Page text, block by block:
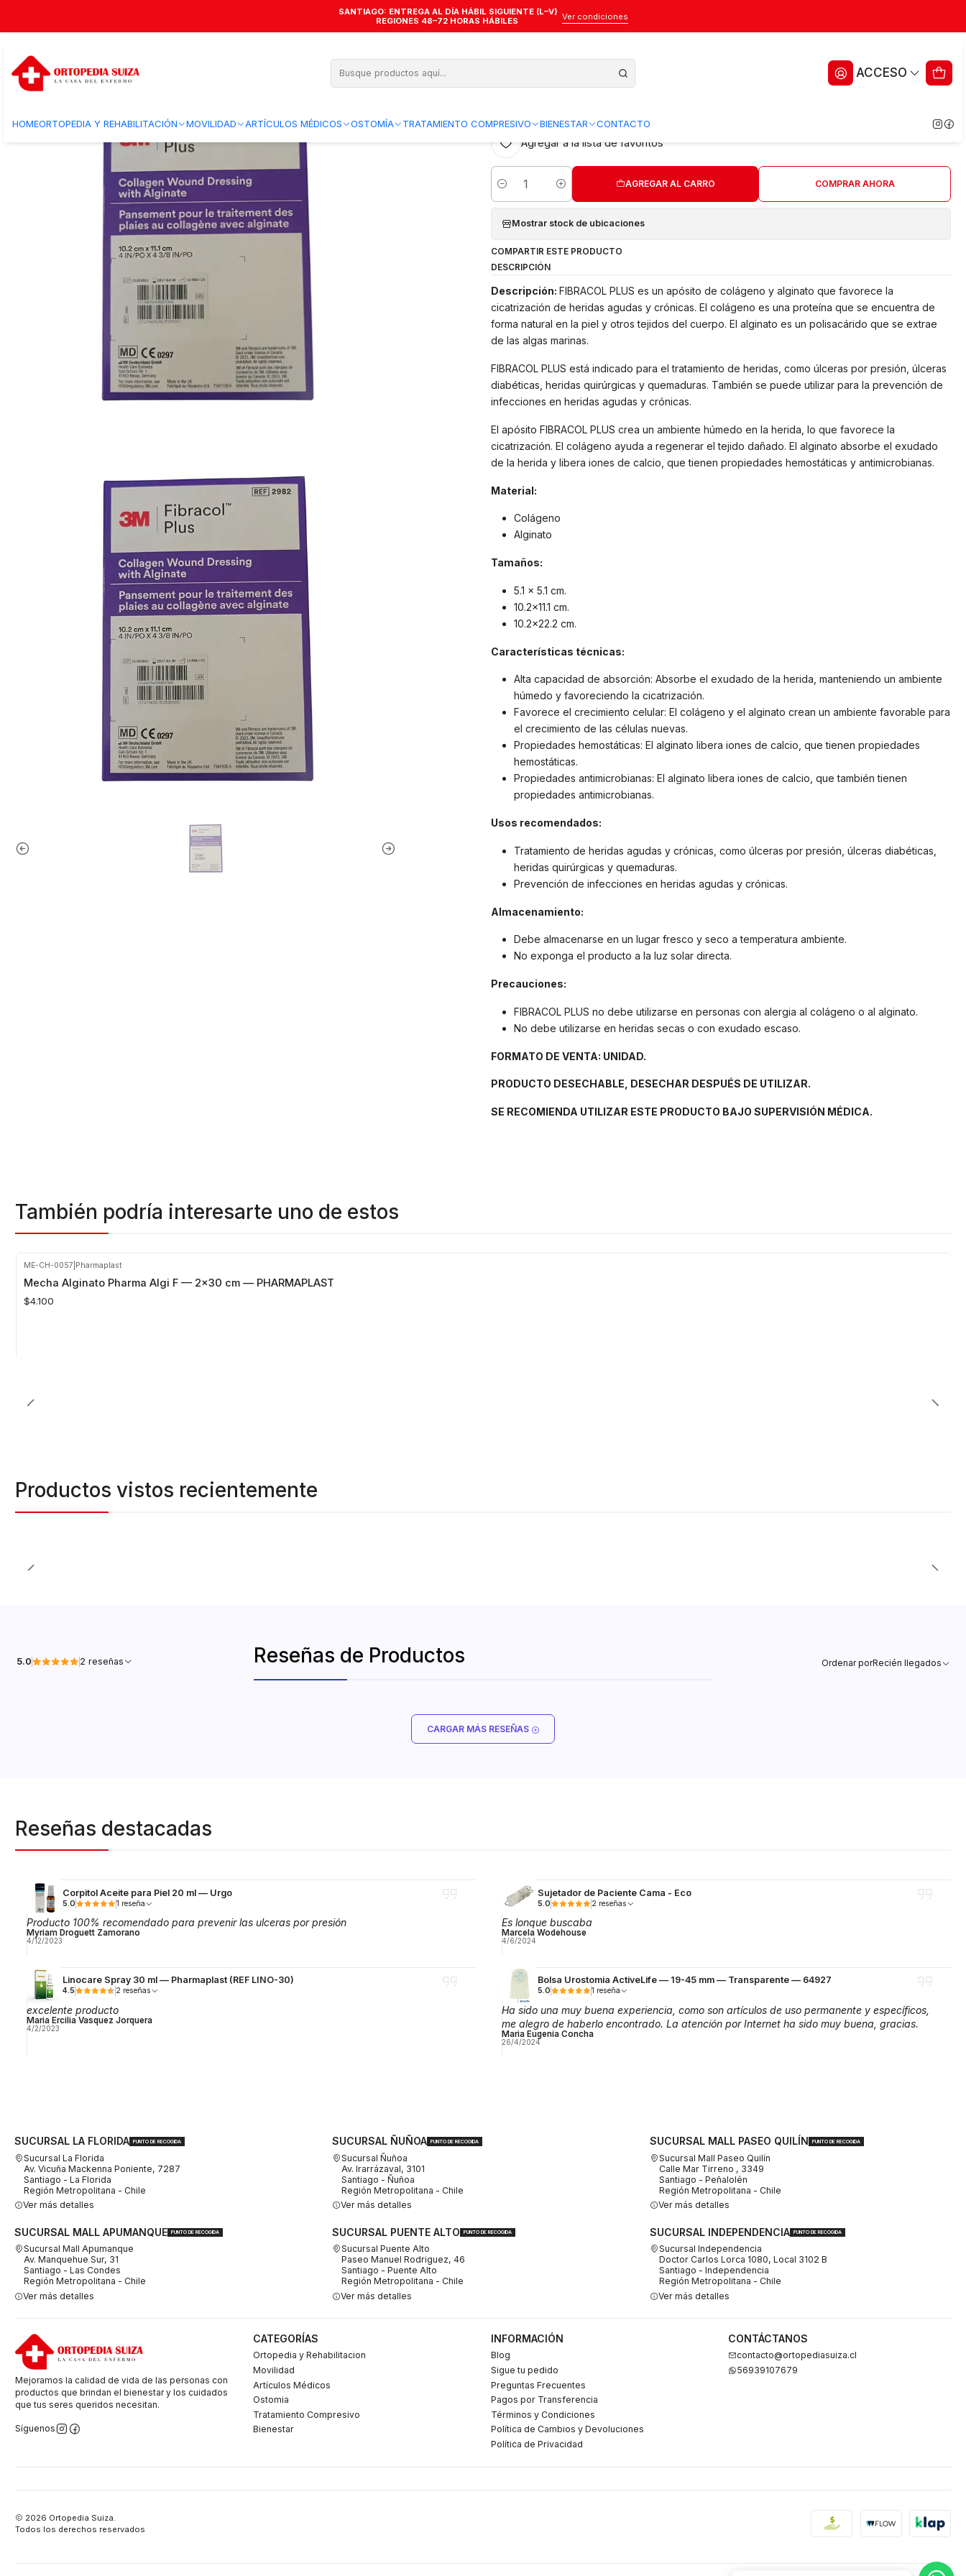
ACCESO
HOMEORTOPEDIA Y REHABILITACIÓN MOVILIDAD ARTÍCULOS MÉDICOS OSTOMÍA TRATAMIENTO COMPRESIVO BIENESTAR CONTACTO
SANTIAGO: ENTREGA AL DÍA HÁBIL SIGUIENTE (L–V)
REGIONES 48–72 HORAS HÁBILES
Ver condiciones
Apósito de Colágeno + Alginato — FIBRACOL PLUS — Medidas —
Apósito de Colágeno + Alginato — FIBRACOL
PLUS — Medidas —
Agregar a la lista de favoritos
Cantidad
AGREGAR AL CARRO COMPRAR AHORA
Mostrar stock de ubicaciones
COMPARTIR ESTE PRODUCTO
DESCRIPCIÓN
Descripción: FIBRACOL PLUS es un apósito de colágeno y alginato que favorece la
cicatrización de heridas agudas y crónicas. El colágeno es una proteína que se encuentra de
forma natural en la piel y otros tejidos del cuerpo. El alginato es un polisacárido que se extrae
de las algas marinas.
FIBRACOL PLUS está indicado para el tratamiento de heridas, como úlceras por presión, úlceras
diabéticas, heridas quirúrgicas y quemaduras. También se puede utilizar para la prevención de
infecciones en heridas agudas y crónicas.
El apósito FIBRACOL PLUS crea un ambiente húmedo en la herida, lo que favorece la
cicatrización. El colágeno ayuda a regenerar el tejido dañado. El alginato absorbe el exudado
de la herida y libera iones de calcio, que tienen propiedades hemostáticas y antimicrobianas.
Material:
Colágeno
Alginato
Tamaños:
5.1 x 5.1 cm.
10.2x11.1 cm.
10.2x22.2 cm.
Características técnicas:
Alta capacidad de absorción: Absorbe el exudado de la herida, manteniendo un ambiente
húmedo y favoreciendo la cicatrización.
Favorece el crecimiento celular: El colágeno y el alginato crean un ambiente favorable para
el crecimiento de las células nuevas.
Propiedades hemostáticas: El alginato libera iones de calcio, que tienen propiedades
hemostáticas.
Propiedades antimicrobianas: El alginato libera iones de calcio, que también tienen
propiedades antimicrobianas.
Usos recomendados:
Tratamiento de heridas agudas y crónicas, como úlceras por presión, úlceras diabéticas,
heridas quirúrgicas y quemaduras.
Prevención de infecciones en heridas agudas y crónicas.
Almacenamiento:
Debe almacenarse en un lugar fresco y seco a temperatura ambiente.
No exponga el producto a la luz solar directa.
Precauciones:
FIBRACOL PLUS no debe utilizarse en personas con alergia al colágeno o al alginato.
No debe utilizarse en heridas secas o con exudado escaso.
FORMATO DE VENTA: UNIDAD.
PRODUCTO DESECHABLE, DESECHAR DESPUÉS DE UTILIZAR.
SE RECOMIENDA UTILIZAR ESTE PRODUCTO BAJO SUPERVISIÓN MÉDICA.
También podría interesarte uno de estos
ME-CH-0057 Pharmaplast
Mecha Alginato Pharma Algi F — 2x30 cm — PHARMAPLAST
$4.100
Productos vistos recientemente
Reseñas de Productos
5.0 2 reseñas Ordenar porRecién llegados
CARGAR MÁS RESEÑAS
Reseñas destacadas
Corpitol Aceite para Piel 20 ml — Urgo
5.0 1 reseña
Producto 100% recomendado para prevenir las ulceras por presión
Myriam Droguett Zamorano
4/12/2023
Sujetador de Paciente Cama - Eco
5.0 2 reseñas
Es lonque buscaba
Marcela Wodehouse
4/6/2024
Linocare Spray 30 ml — Pharmaplast (REF LINO-30)
4.5 2 reseñas
excelente producto
Maria Ercilia Vasquez Jorquera
4/2/2023
Bolsa Urostomia ActiveLife — 19-45 mm — Transparente — 64927
5.0 1 reseña
Ha sido una muy buena experiencia, como son artículos de uso permanente y específicos,
me alegro de haberlo encontrado. La atención por Internet ha sido muy buena, gracias.
Maria Eugenia Concha
26/4/2024
SUCURSAL LA FLORIDA PUNTO DE RECOGIDA
Sucursal La Florida
Av. Vicuña Mackenna Poniente, 7287
Santiago - La Florida
Región Metropolitana - Chile
Ver más detalles
SUCURSAL ÑUÑOA PUNTO DE RECOGIDA
Sucursal Ñuñoa
Av. Irarrázaval, 3101
Santiago - Ñuñoa
Región Metropolitana - Chile
Ver más detalles
SUCURSAL MALL PASEO QUILÍN PUNTO DE RECOGIDA
Sucursal Mall Paseo Quilín
Calle Mar Tirreno , 3349
Santiago - Peñalolén
Región Metropolitana - Chile
Ver más detalles
SUCURSAL MALL APUMANQUE PUNTO DE RECOGIDA
Sucursal Mall Apumanque
Av. Manquehue Sur, 31
Santiago - Las Condes
Región Metropolitana - Chile
Ver más detalles
SUCURSAL PUENTE ALTO PUNTO DE RECOGIDA
Sucursal Puente Alto
Paseo Manuel Rodriguez, 46
Santiago - Puente Alto
Región Metropolitana - Chile
Ver más detalles
SUCURSAL INDEPENDENCIA PUNTO DE RECOGIDA
Sucursal Independencia
Doctor Carlos Lorca 1080, Local 3102 B
Santiago - Independencia
Región Metropolitana - Chile
Ver más detalles
Mejoramos la calidad de vida de las personas con
productos que brindan el bienestar y los cuidados
que tus seres queridos necesitan.
Síguenos
CATEGORÍAS
Ortopedia y Rehabilitacion
Movilidad
Artículos Médicos
Ostomia
Tratamiento Compresivo
Bienestar
INFORMACIÓN
Blog
Sigue tu pedido
Preguntas Frecuentes
Pagos por Transferencia
Términos y Condiciones
Política de Cambios y Devoluciones
Política de Privacidad
CONTÁCTANOS
contacto@ortopediasuiza.cl
56939107679
2026 Ortopedia Suiza.
Todos los derechos reservados